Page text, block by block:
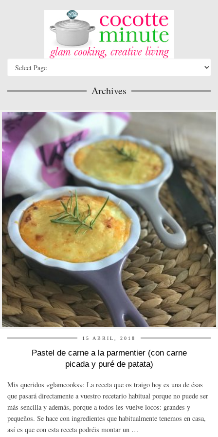
Archives
15 ABRIL, 2018
Pastel de carne a la parmentier (con carne
picada y puré de patata)
Mis queridos «glamcooks»: La receta que os traigo hoy es una de ésas
que pasará directamente a vuestro recetario habitual porque no puede ser
más sencilla y además, porque a todos les vuelve locos: grandes y
pequeños. Se hace con ingredientes que habitualmente tenemos en casa,
así es que con esta receta podréis montar un …